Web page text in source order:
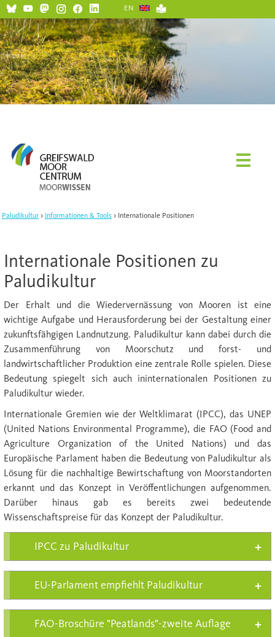
EN
Paludikultur Informationen & Tools Internationale Positionen
Internationale Positionen zu
Paludikultur
Der Erhalt und die Wiedervernässung von Mooren ist eine
wichtige Aufgabe und Herausforderung bei der Gestaltung einer
zukunftsfähgigen Landnutzung. Paludikultur kann dabei durch die
Zusammenführung von Moorschutz und forst- und
landwirtschaftlicher Produktion eine zentrale Rolle spielen. Diese
Bedeutung spiegelt sich auch ininternationalen Positionen zu
Paludikultur wieder.
Internationale Gremien wie der Weltklimarat (IPCC), das UNEP
(United Nations Environmental Programme), die FAO (Food and
Agriculture Organization of the United Nations) und das
Europäische Parlament haben die Bedeutung von Paludikultur als
Lösung für die nachhaltige Bewirtschaftung von Moorstandorten
erkannt und das Konzept in Veröffentlichungen aufgenommen.
Darüber hinaus gab es bereits zwei bedeutende
Wissenschaftspreise für das Konzept der Paludikultur.
IPCC zu Paludikultur
EU-Parlament empfiehlt Paludikultur
FAO-Broschüre "Peatlands"-zweite Auflage